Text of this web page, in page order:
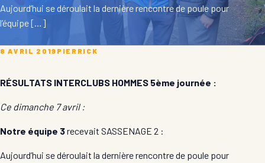
Aujourd’hui se déroulait la dernière rencontre de poule pour
l’équipe […]
8 AVRIL 2019 PIERRICK
RÉSULTATS INTERCLUBS HOMMES 5ème journée :
Ce dimanche 7 avril :
Notre équipe 3recevait SASSENAGE 2 :
Aujourd’hui se déroulait la dernière rencontre de poule pour